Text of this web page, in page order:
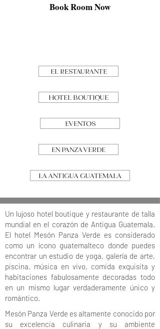
Book Room Now
EL RESTAURANTE
HOTEL BOUTIQUE
EVENTOS
EN PANZA VERDE
LA ANTIGUA GUATEMALA
Un lujoso hotel boutique y restaurante de talla
mundial en el corazón de Antigua Guatemala.
El hotel Mesón Panza Verde es considerado
como un ícono guatemalteco donde puedes
encontrar un estudio de yoga, galería de arte,
piscina, música en vivo, comida exquisita y
habitaciones fabulosamente decoradas todo
en un mismo lugar verdaderamente único y
romántico.
Mesón Panza Verde es altamente conocido por
su excelencia culinaria y su ambiente